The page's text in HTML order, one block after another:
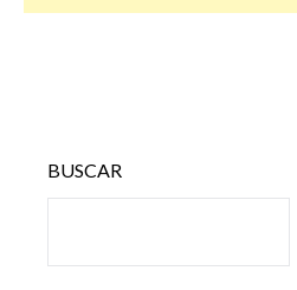
BUSCAR